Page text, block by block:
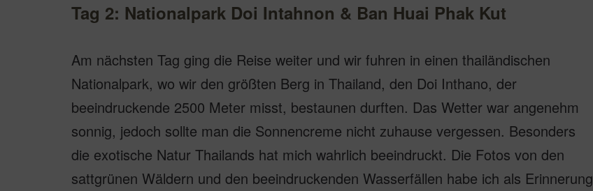
Tag 2: Nationalpark Doi Intahnon & Ban Huai Phak Kut
Am nächsten Tag ging die Reise weiter und wir fuhren in einen thailändischen
Nationalpark, wo wir den größten Berg in Thailand, den Doi Inthano, der
beeindruckende 2500 Meter misst, bestaunen durften. Das Wetter war angenehm
sonnig, jedoch sollte man die Sonnencreme nicht zuhause vergessen. Besonders
die exotische Natur Thailands hat mich wahrlich beeindruckt. Die Fotos von den
sattgrünen Wäldern und den beeindruckenden Wasserfällen habe ich als Erinnerung